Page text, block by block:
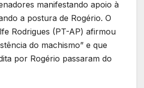
manifestando apoio à
a postura de Rogério. O
Rodrigues (PT-AP) afirmou
do machismo” e que
por Rogério passaram do